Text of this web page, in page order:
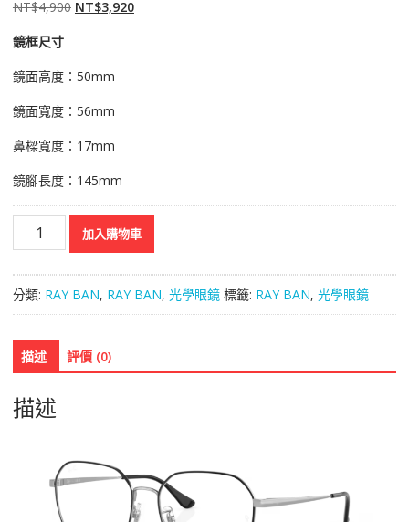
NT$4,900 原
NT$4,900。
NT$3,920目
鏡框尺寸
鏡面高度：50mm
鏡面寬度：56mm
鼻樑寬度：17mm
鏡腳長度：145mm
ORX6490-
2983
量
加入購物車
分類: RAY BAN, RAY BAN, 光學眼鏡 標籤: RAY BAN, 光學眼鏡
描述 評價 (0)
描述